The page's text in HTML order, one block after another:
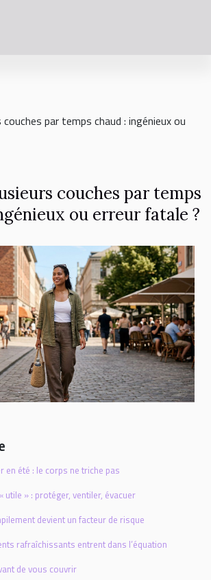
par temps chaud : ingénieux ou
couches par temps
ou erreur fatale ?
en été : le corps ne triche pas
utile » : protéger, ventiler, évacuer
devient un facteur de risque
rafraîchissants entrent dans l’équation
de vous couvrir